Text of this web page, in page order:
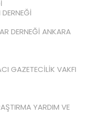
DERNEĞİ ANKARA
GAZETECİLİK VAKFI
YARDIM VE